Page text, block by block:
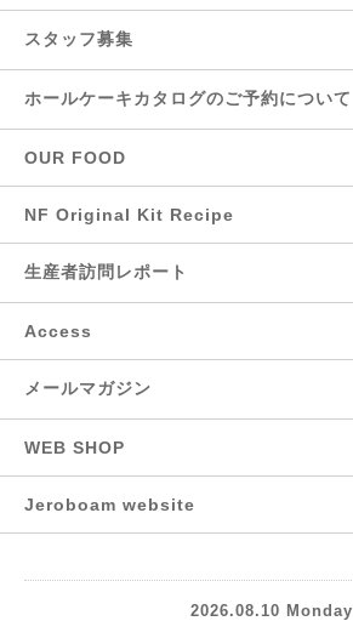
スタッフ募集
ホールケーキカタログのご予約について
OUR FOOD
NF Original Kit Recipe
生産者訪問レポート
Access
メールマガジン
WEB SHOP
Jeroboam website
2026.08.10 Monday